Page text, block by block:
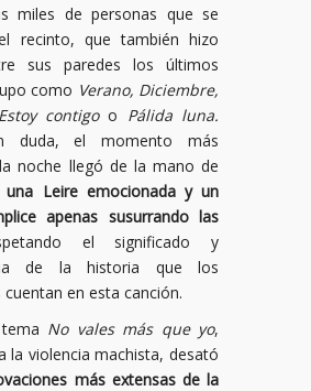
miles de personas que se
recinto, que también hizo
sus paredes los últimos
como Verano, Diciembre,
contigoo Pálida luna.
duda, el momento más
noche llegó de la mano de
una Leire emocionada y un
apenas susurrando las
el significado y
de la historia que los
en esta canción.
No vales más que yo,
la violencia machista, desató
más extensas de la